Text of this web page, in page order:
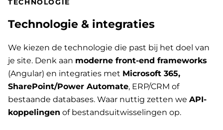
TECHNOLOGIE
Technologie & integraties
We kiezen de technologie die past bij het doel van
je site. Denk aan moderne front-end frameworks
(Angular) en integraties met Microsoft 365,
SharePoint/Power Automate, ERP/CRM of
bestaande databases. Waar nuttig zetten we API-
koppelingen of bestandsuitwisselingen op.